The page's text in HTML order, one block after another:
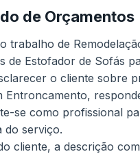
de Orçamentos
trabalho de
de Estofador de Sofás
o cliente sobre
Entroncamento,
se como profissional
do serviço.
cliente, a descrição